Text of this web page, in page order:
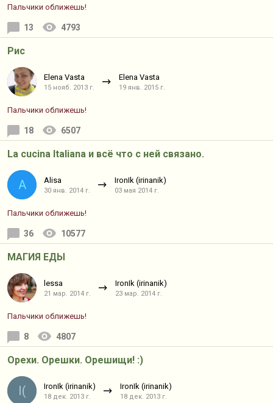
Пальчики оближешь!
13 4793
Рис
Elena Vasta
15 нояб. 2013 г.
Elena Vasta
19 янв. 2015 г.
Пальчики оближешь!
18 6507
La cucina Italiana и всё что с ней связано.
A Alisa
30 янв. 2014 г.
IronIk (irinanik)
03 мая 2014 г.
Пальчики оближешь!
36 10577
МАГИЯ ЕДЫ
lessa
21 мар. 2014 г.
IronIk (irinanik)
23 мар. 2014 г.
Пальчики оближешь!
8 4807
Орехи. Орешки. Орешищи! :)
I( IronIk (irinanik)
18 дек. 2013 г.
IronIk (irinanik)
18 дек. 2013 г.